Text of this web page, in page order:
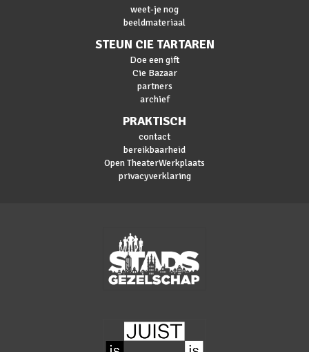
weet-je nog
beeldmateriaal
STEUN CIE TARTAREN
Doe een gift
Cie Bazaar
partners
archief
PRAKTISCH
contact
bereikbaarheid
Open TheaterWerkplaats
privacyverklaring